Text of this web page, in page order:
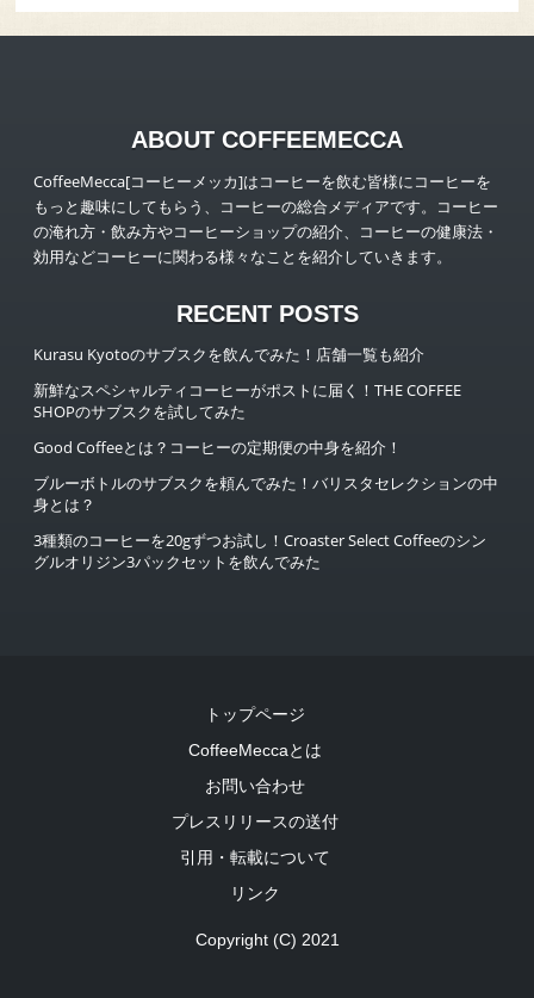
ABOUT COFFEEMECCA
CoffeeMecca[コーヒーメッカ]はコーヒーを飲む皆様にコーヒーを
もっと趣味にしてもらう、コーヒーの総合メディアです。コーヒー
の淹れ方・飲み方やコーヒーショップの紹介、コーヒーの健康法・
効用などコーヒーに関わる様々なことを紹介していきます。
RECENT POSTS
Kurasu Kyotoのサブスクを飲んでみた！店舗一覧も紹介
新鮮なスペシャルティコーヒーがポストに届く！THE COFFEE
SHOPのサブスクを試してみた
Good Coffeeとは？コーヒーの定期便の中身を紹介！
ブルーボトルのサブスクを頼んでみた！バリスタセレクションの中
身とは？
3種類のコーヒーを20gずつお試し！Croaster Select Coffeeのシン
グルオリジン3パックセットを飲んでみた
トップページ
CoffeeMeccaとは
お問い合わせ
プレスリリースの送付
引用・転載について
リンク
Copyright (C) 2021